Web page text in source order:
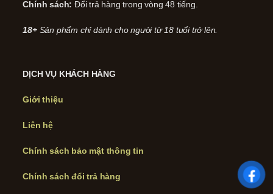
Chính sách: Đổi trả hàng trong vòng 48 tiếng.
18+ Sản phẩm chỉ dành cho người từ 18 tuổi trở lên.
DỊCH VỤ KHÁCH HÀNG
Giới thiệu
Liên hệ
Chính sách bảo mật thông tin
Chính sách đổi trả hàng